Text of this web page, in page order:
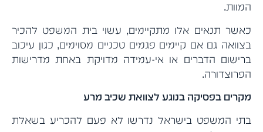
המוות.
כאשר תנאים אלו מתקיימים, עשוי בית המשפט להכיר
בצוואה גם אם קיימים פגמים טכניים מסוימים, כגון עיכוב
ברישום הדברים או אי-עמידה מדויקת באחת מדרישות
הפרוצדורה.
מקרים בפסיקה בנוגע לצוואת שכיב מרע
בתי המשפט בישראל נדרשו לא פעם להכריע בשאלת